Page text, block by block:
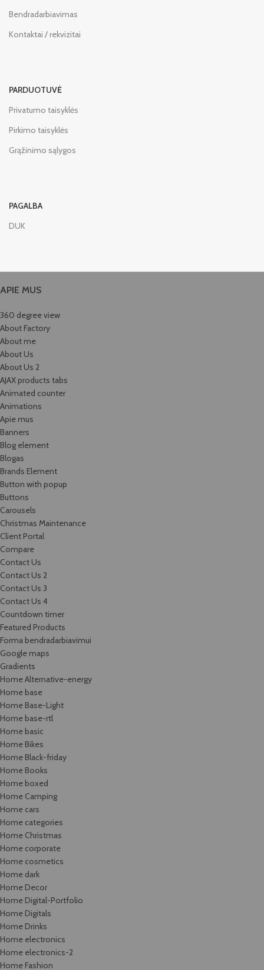
Bendradarbiavimas
Kontaktai / rekvizitai
PARDUOTUVĖ
Privatumo taisyklės
Pirkimo taisyklės
Grąžinimo sąlygos
PAGALBA
DUK
APIE MUS
360 degree view
About Factory
About me
About Us
About Us 2
AJAX products tabs
Animated counter
Animations
Apie mus
Banners
Blog element
Blogas
Brands Element
Button with popup
Buttons
Carousels
Christmas Maintenance
Client Portal
Compare
Contact Us
Contact Us 2
Contact Us 3
Contact Us 4
Countdown timer
Featured Products
Forma bendradarbiavimui
Google maps
Gradients
Home Alternative-energy
Home base
Home Base-Light
Home base-rtl
Home basic
Home Bikes
Home Black-friday
Home Books
Home boxed
Home Camping
Home cars
Home categories
Home Christmas
Home corporate
Home cosmetics
Home dark
Home Decor
Home Digital-Portfolio
Home Digitals
Home Drinks
Home electronics
Home electronics-2
Home Fashion